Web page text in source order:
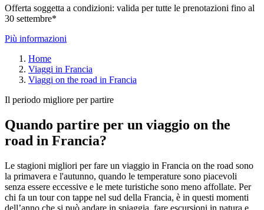
Offerta soggetta a condizioni: valida per tutte le prenotazioni fino al
30 settembre*
Più informazioni
Home
Viaggi in Francia
Viaggi on the road in Francia
Il periodo migliore per partire
Quando partire per un viaggio on the
road in Francia?
Le stagioni migliori per fare un viaggio in Francia on the road sono
la primavera e l'autunno, quando le temperature sono piacevoli
senza essere eccessive e le mete turistiche sono meno affollate. Per
chi fa un tour con tappe nel sud della Francia, è in questi momenti
dell’anno che si può andare in spiaggia, fare escursioni in natura e